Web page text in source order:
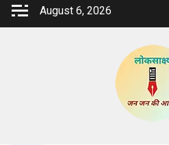
Skip
August 6, 2026